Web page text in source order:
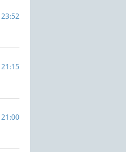
23:52
21:15
21:00